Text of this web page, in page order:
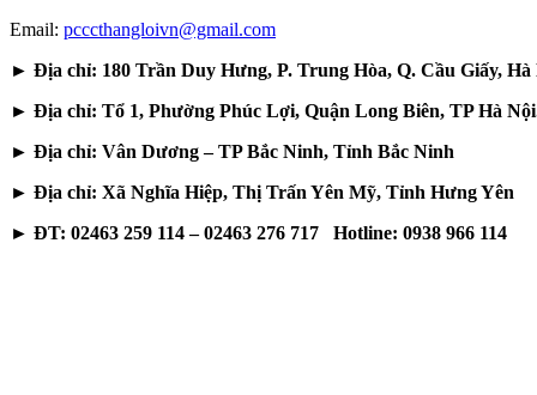
Email: pcccthangloivn@gmail.com
► Địa chỉ: 180 Trần Duy Hưng, P. Trung Hòa, Q. Cầu Giấy, Hà
► Địa chỉ: Tổ 1, Phường Phúc Lợi, Quận Long Biên, TP Hà
► Địa chỉ: Vân Dương – TP Bắc Ninh, Tỉnh Bắc Ninh
► Địa chỉ: Xã Nghĩa Hiệp, Thị Trấn Yên Mỹ, Tỉnh Hưng Yên
► ĐT: 02463 259 114 – 02463 276 717 Hotline: 0938 966 114